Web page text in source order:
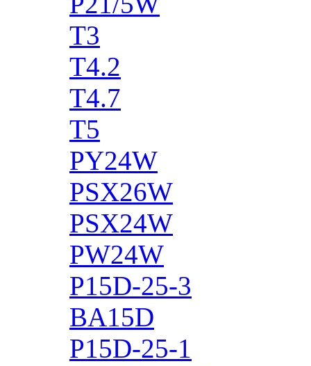
T3
T4.2
T4.7
T5
PY24W
PSX26W
PSX24W
PW24W
P15D-25-3
BA15D
P15D-25-1